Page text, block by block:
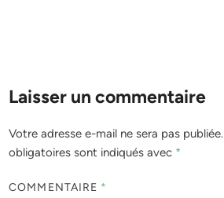
Laisser un commentaire
Votre adresse e-mail ne sera pas publiée.
obligatoires sont indiqués avec *
COMMENTAIRE *